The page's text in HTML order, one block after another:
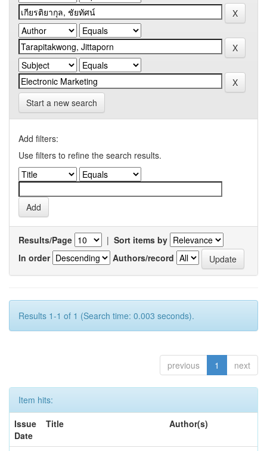
Start a new search
Add filters:
Use filters to refine the search results.
Results/Page | Sort items by
In order
Authors/record
Results 1-1 of 1 (Search time: 0.003 seconds).
previous 1 next
Item hits:
Issue
Date
Title Author(s)